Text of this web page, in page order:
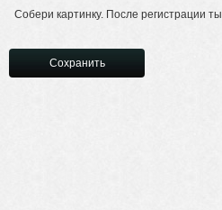
Собери картинку. После регистрации